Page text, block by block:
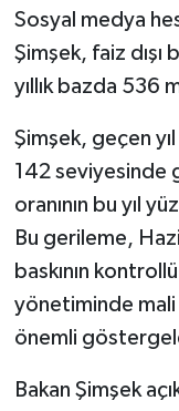
Sosyal medya
Şimşek, faiz
yıllık bazda 536
Şimşek, geçen
142 seviyesinde
oranının bu yıl
Bu gerileme,
baskının
yönetiminde mali
önemli
Bakan Şimşek